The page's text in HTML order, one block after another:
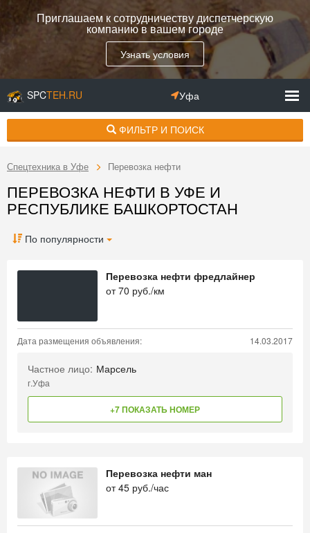
Приглашаем к сотрудничеству диспетчерскую
компанию в вашем городе
Узнать условия
SPCTEH.RU Уфа
ФИЛЬТР И ПОИСК
Спецтехника в Уфе Перевозка нефти
ПЕРЕВОЗКА НЕФТИ В УФЕ И
РЕСПУБЛИКЕ БАШКОРТОСТАН
По популярности
Перевозка нефти фредлайнер
от70 руб./км
Дата размещения объявления: 14.03.2017
Частное лицо: Марсель
г.Уфа
+7 ПОКАЗАТЬ НОМЕР
Перевозка нефти ман
от45 руб./час